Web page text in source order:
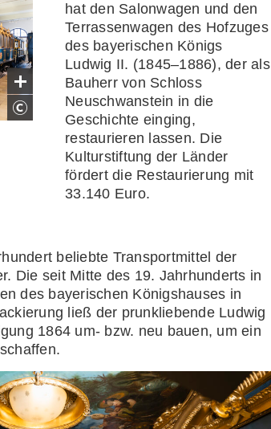
hat den Salonwagen und den
Terrassenwagen des Hofzuges
des bayerischen Königs
Ludwig II. (1845–1886), der als
Bauherr von Schloss
Neuschwanstein in die
Geschichte einging,
restaurieren lassen. Die
Kulturstiftung der Länder
fördert die Restaurierung mit
33.140 Euro.
beliebte Transportmittel der
Die seit Mitte des 19. Jahrhunderts in
des bayerischen Königshauses in
ließ der prunkliebende Ludwig
1864 um- bzw. neu bauen, um ein